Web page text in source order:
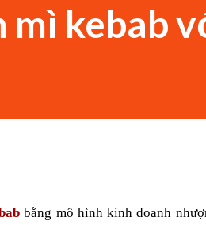
mì kebab
bằng mô hình kinh doanh